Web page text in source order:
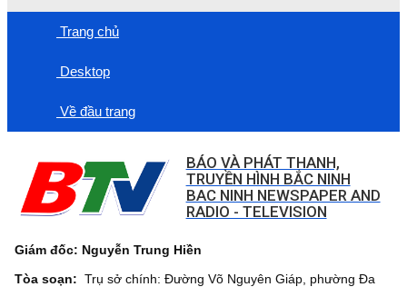
Trang chủ
Desktop
Về đầu trang
BÁO VÀ PHÁT THANH,
TRUYỀN HÌNH BẮC NINH
BAC NINH NEWSPAPER AND
RADIO - TELEVISION
Giám đốc: Nguyễn Trung Hiền
Tòa soạn: Trụ sở chính: Đường Võ Nguyên Giáp, phường Đa